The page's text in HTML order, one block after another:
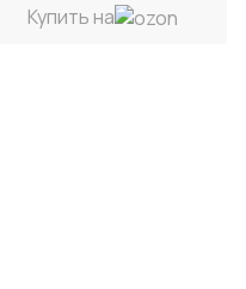
Купить на